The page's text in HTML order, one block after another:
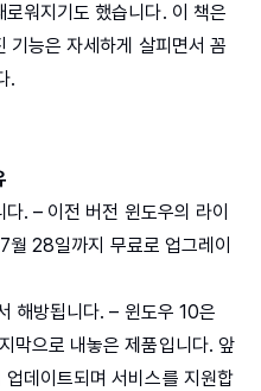
워지기도 했습니다. 이 책은
기능은 자세하게 살피면서 꼼
.
. – 이전 버전 윈도우의 라이
28일까지 무료로 업그레이
해방됩니다. – 윈도우 10은
막으로 내놓은 제품입니다. 앞
데이트되며 서비스를 지원합